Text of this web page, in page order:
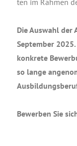
Die Aus­wahl der
Sep­tem­ber
kon­kre­te
so lan­ge
Bewer­ben Sie